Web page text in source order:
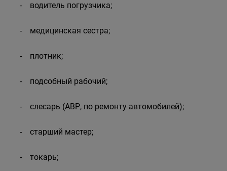
- водитель погрузчика;
- медицинская сестра;
- плотник;
- подсобный рабочий;
- слесарь (АВР, по ремонту автомобилей);
- старший мастер;
- токарь;